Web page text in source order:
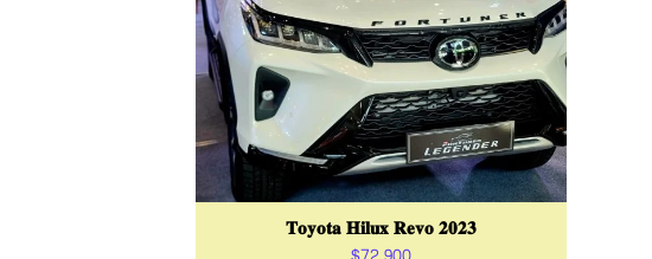
𝐓𝐨𝐲𝐨𝐭𝐚 𝐇𝐢𝐥𝐮𝐱 𝐑𝐞𝐯𝐨 𝟐𝟎𝟐𝟑